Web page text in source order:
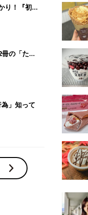
り！『初め
巻頭大特
の「たま
為」知って